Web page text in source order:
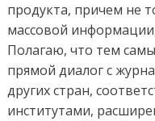
продукта, причем не
массовой
Полагаю, что тем
прямой диалог с
других стран,
институтами,